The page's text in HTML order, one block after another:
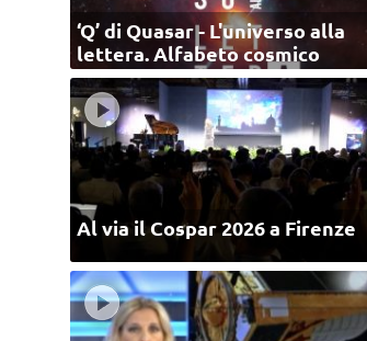
‘Q’ di Quasar - L'universo alla
lettera. Alfabeto cosmico
Al via il Cospar 2026 a Firenze